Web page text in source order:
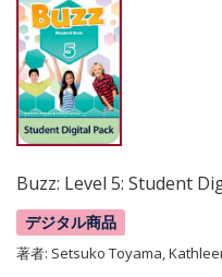
Buzz: Level 5: Student
デジタル商品
著者: Setsuko Toyama,